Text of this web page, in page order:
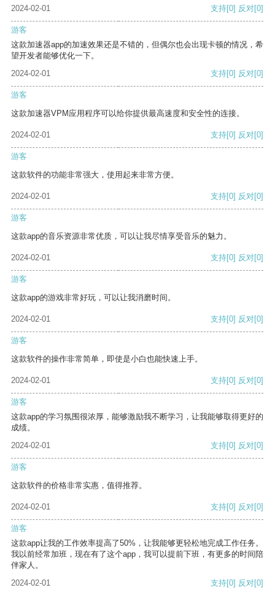
2024-02-01 支持[0] 反对[0]
游客
这款加速器app的加速效果还是不错的，但偶尔也会出现卡顿的情况，希
望开发者能够优化一下。
2024-02-01
支持[0] 反对[0]
游客
这款加速器VPM应用程序可以给你提供最高速度和安全性的连接。
2024-02-01 支持[0] 反对[0]
游客
这款软件的功能非常强大，使用起来非常方便。
2024-02-01 支持[0] 反对[0]
游客
这款app的音乐资源非常优质，可以让我尽情享受音乐的魅力。
2024-02-01 支持[0] 反对[0]
游客
这款app的游戏非常好玩，可以让我消磨时间。
2024-02-01 支持[0] 反对[0]
游客
这款软件的操作非常简单，即使是小白也能快速上手。
2024-02-01 支持[0] 反对[0]
游客
这款app的学习氛围很浓厚，能够激励我不断学习，让我能够取得更好的
成绩。
2024-02-01
支持[0] 反对[0]
游客
这款软件的价格非常实惠，值得推荐。
2024-02-01 支持[0] 反对[0]
游客
这款app让我的工作效率提高了50%，让我能够更轻松地完成工作任务。
我以前经常加班，现在有了这个app，我可以提前下班，有更多的时间陪
伴家人。
2024-02-01
支持[0] 反对[0]